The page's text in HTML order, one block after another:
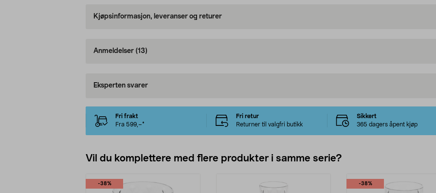
Kjøpsinformasjon, leveranser og returer
Anmeldelser (13)
Eksperten svarer
Fri frakt
Fra 599,–*
Fri retur
Returner til valgfri butikk
Sikkert
365 dagers åpent kjøp
Vil du komplettere med flere produkter i samme serie?
-38% -38%